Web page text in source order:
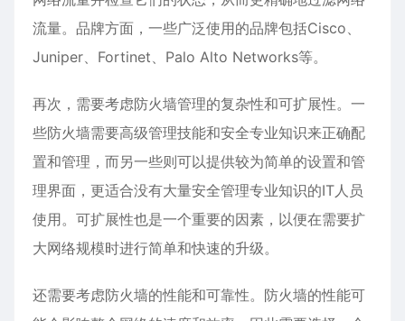
流量。品牌方面，一些广泛使用的品牌包括Cisco、
Juniper、Fortinet、Palo Alto Networks等。
再次，需要考虑防火墙管理的复杂性和可扩展性。一
些防火墙需要高级管理技能和安全专业知识来正确配
置和管理，而另一些则可以提供较为简单的设置和管
理界面，更适合没有大量安全管理专业知识的IT人员
使用。可扩展性也是一个重要的因素，以便在需要扩
大网络规模时进行简单和快速的升级。
还需要考虑防火墙的性能和可靠性。防火墙的性能可